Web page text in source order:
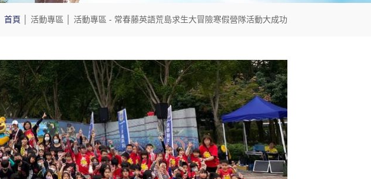
首頁 活動專區 活動專區 - 常春藤英語荒島求生大冒險寒假營隊活動大成功